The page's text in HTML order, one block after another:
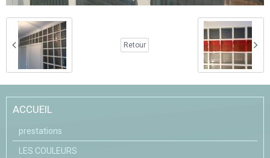
Retour
ACCUEIL
prestations
LES COULEURS